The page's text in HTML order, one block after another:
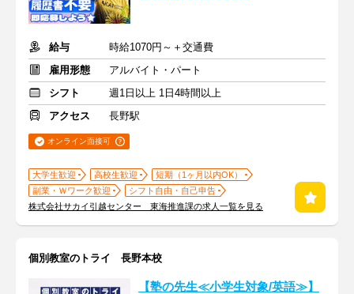
給与
時給1070円～＋交通費
雇用形態
アルバイト・パート
シフト
週1日以上 1日4時間以上
アクセス
長野駅
オンライン面接可
大学生歓迎 高校生歓迎
短期（1ヶ月以内OK）
副業・Ｗワーク歓迎
シフト自由・自己申告
株式会社サカイ引越センター 東海推進課の求人一覧を見る
個別教室のトライ 長野本校
【塾の先生≪小学生対象/英語≫】